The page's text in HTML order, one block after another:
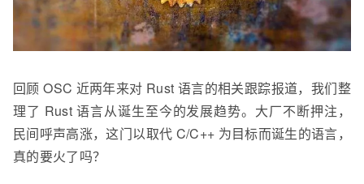
回顾 OSC 近两年来对 Rust 语言的相关跟踪报道，我们整
理了 Rust 语言从诞生至今的发展趋势。大厂不断押注，
民间呼声高涨，这门以取代 C/C++ 为目标而诞生的语言，
真的要火了吗？